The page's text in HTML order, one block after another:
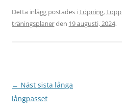
Detta inlägg postades i Löpning, Lopp
träningsplanerden 19 augusti, 2024.
Inläggsnavigering
← Näst sista långa
långpasset